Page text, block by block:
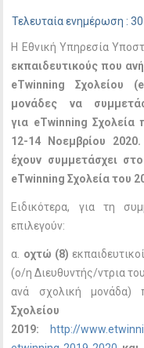
Τελευταία ενημέρωση :
Η Εθνική Υπηρεσία
εκπαιδευτικούς που
eTwinning Σχολείου (
μονάδες να
για eTwinning Σχολεία
12-14 Νοεμβρίου
έχουν συμμετάσχει
eTwinning Σχολεία του
Ειδικότερα, για τη
επιλεγούν:
α. οχτώ (8)
(ο/η Διευθυντής/ντρια
ανά σχολική μονάδα)
2019:
http://